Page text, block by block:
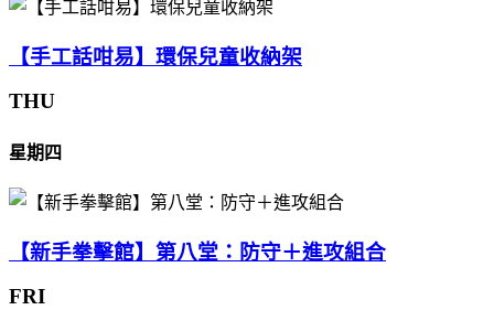
【手工話咁易】環保兒童收納架
THU
星期四
【新手拳擊館】第八堂：防守＋進攻組合
FRI